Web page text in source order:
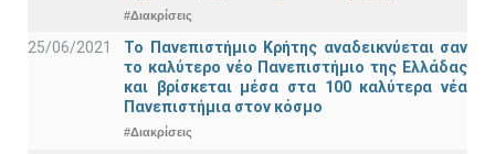
#Διακρίσεις
25/06/2021
Το Πανεπιστήμιο Κρήτης αναδεικνύεται σαν
το καλύτερο νέο Πανεπιστήμιο της Ελλάδας
και βρίσκεται μέσα στα 100 καλύτερα νέα
Πανεπιστήμια στον κόσμο
#Διακρίσεις